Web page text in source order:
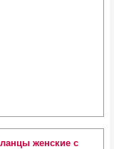
женские с